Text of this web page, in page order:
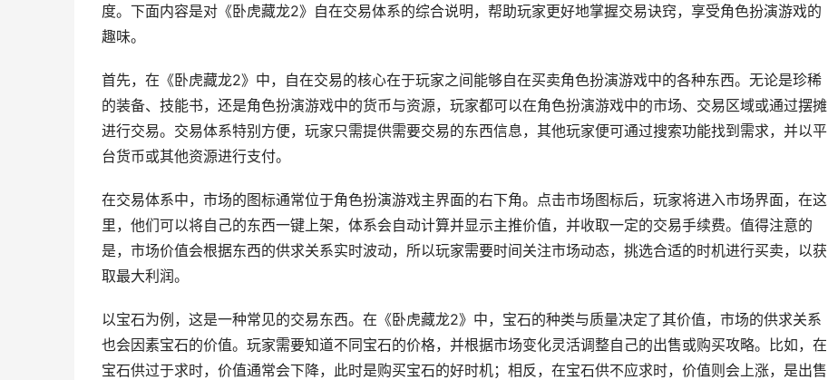
度。下面内容是对《卧虎藏龙2》自在交易体系的综合说明，帮助玩家更好地掌握交易诀窍，享受角色扮演游戏的
趣味。
首先，在《卧虎藏龙2》中，自在交易的核心在于玩家之间能够自在买卖角色扮演游戏中的各种东西。无论是珍稀
的装备、技能书，还是角色扮演游戏中的货币与资源，玩家都可以在角色扮演游戏中的市场、交易区域或通过摆摊
进行交易。交易体系特别方便，玩家只需提供需要交易的东西信息，其他玩家便可通过搜索功能找到需求，并以平
台货币或其他资源进行支付。
在交易体系中，市场的图标通常位于角色扮演游戏主界面的右下角。点击市场图标后，玩家将进入市场界面，在这
里，他们可以将自己的东西一键上架，体系会自动计算并显示主推价值，并收取一定的交易手续费。值得注意的
是，市场价值会根据东西的供求关系实时波动，所以玩家需要时间关注市场动态，挑选合适的时机进行买卖，以获
取最大利润。
以宝石为例，这是一种常见的交易东西。在《卧虎藏龙2》中，宝石的种类与质量决定了其价值，市场的供求关系
也会因素宝石的价值。玩家需要知道不同宝石的价格，并根据市场变化灵活调整自己的出售或购买攻略。比如，在
宝石供过于求时，价值通常会下降，此时是购买宝石的好时机；相反，在宝石供不应求时，价值则会上涨，是出售